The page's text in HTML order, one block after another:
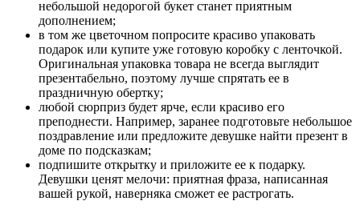
небольшой недорогой букет станет приятным
дополнением;
в том же цветочном попросите красиво упаковать
подарок или купите уже готовую коробку с ленточкой.
Оригинальная упаковка товара не всегда выглядит
презентабельно, поэтому лучше спрятать ее в
праздничную обертку;
любой сюрприз будет ярче, если красиво его
преподнести. Например, заранее подготовьте небольшое
поздравление или предложите девушке найти презент в
доме по подсказкам;
подпишите открытку и приложите ее к подарку.
Девушки ценят мелочи: приятная фраза, написанная
вашей рукой, наверняка сможет ее растрогать.